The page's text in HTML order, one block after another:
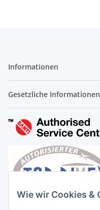
Informationen
Gesetzliche Informationen
Wie wir Cookies &